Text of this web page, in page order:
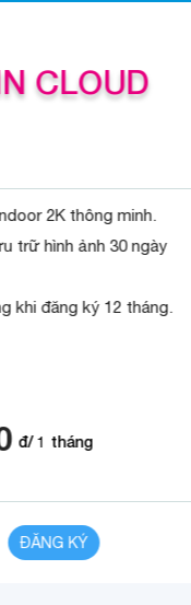
CLOUD
2K thông minh.
trữ hình ảnh 30 ngày
khi đăng ký 12 tháng.
đ/1 tháng
ĐĂNG KÝ